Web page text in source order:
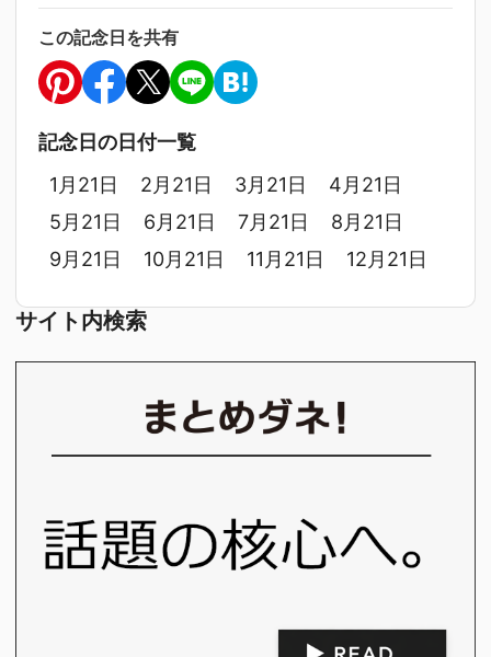
この記念日を共有
記念日の日付一覧
1月21日
2月21日 3月21日
4月21日
5月21日
6月21日 7月21日
8月21日
9月21日
10月21日 11月21日 12月21日
サイト内検索